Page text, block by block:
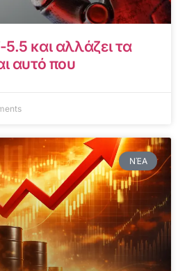
και αλλάζει τα
αυτό που
ΝΈΑ